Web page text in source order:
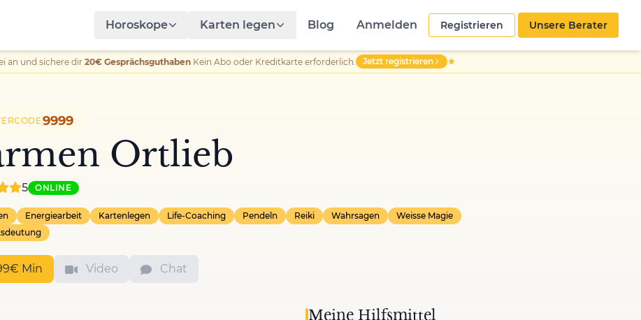
Horoskope Karten legen Blog Anmelden Registrieren Unsere Berater
an und sichere dir 20€ Gesprächsguthaben Kein Abo oder Kreditkarte erforderlich. Jetzt registrieren
9999
Ortlieb
5 ONLINE
Energiearbeit Kartenlegen Life-Coaching Pendeln Reiki Wahrsagen
Weisse Magie
Min Video Chat
Meine Hilfsmittel